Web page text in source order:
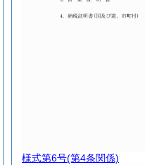
様式第6号(第4条関係)